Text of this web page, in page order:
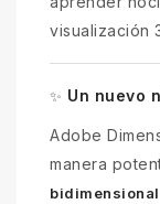
visualización
✨ Un nuevo
Adobe
manera
bidimensional